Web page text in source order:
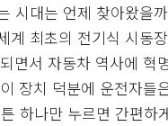
시대는 언제 찾아왔을
계 최초의 전기식 시동
면서 자동차 역사에 혁
장치 덕분에 운전자들
하나만 누르면 간편하